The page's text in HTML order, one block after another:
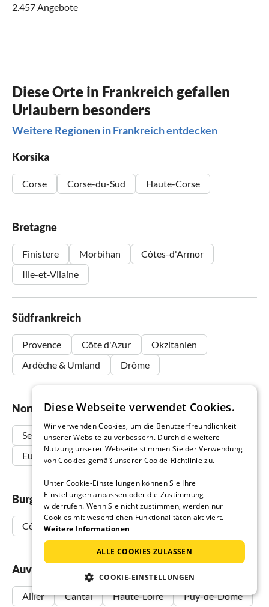
2.457 Angebote
Diese Orte in Frankreich gefallen
Urlaubern besonders
Weitere Regionen in Frankreich entdecken
Korsika
Corse Corse-du-Sud Haute-Corse
Bretagne
Finistere Morbihan
Côtes-d'Armor
Ille-et-Vilaine
Südfrankreich
Provence Côte d'Azur
Okzitanien
Ardèche & Umland
Drôme
Normandie
Seine-Maritime Calvados Manche
Eure
Burgund
Côte-d'Or Nièvre
Auvergne
Allier Cantal Haute-Loire Puy-de-Dôme
Diese Webseite verwendet Cookies.
Wir verwenden Cookies, um die Benutzerfreundlichkeit
unserer Website zu verbessern. Durch die weitere
Nutzung unserer Webseite stimmen Sie der Verwendung
von Cookies gemäß unserer Cookie-Richtlinie zu.
Unter Cookie-Einstellungen können Sie Ihre
Einstellungen anpassen oder die Zustimmung
widerrufen. Wenn Sie nicht zustimmen, werden nur
Cookies mit wesentlichen Funktionalitäten aktiviert.
Weitere Informationen
ALLE COOKIES ZULASSEN
COOKIE-EINSTELLUNGEN